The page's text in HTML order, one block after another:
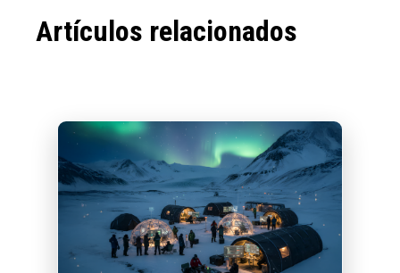
Artículos relacionados